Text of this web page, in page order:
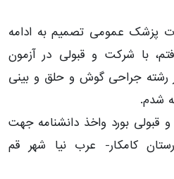
پزشک عمومی تصمیم به ادامه
با شرکت و قبولی در آزمون
دستیار سال ۱۳۹۲ در رشته جراحی گوش و حلق و بینی
شدم.
بورد واخذ دانشنامه جهت
کامکار- عرب نیا شهر قم